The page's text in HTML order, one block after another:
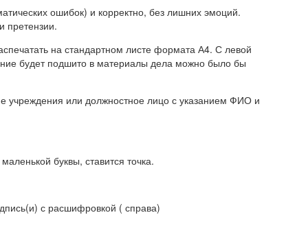
ошибок) и корректно, без лишних эмоций.
претензии.
на стандартном листе формата А4. С левой
будет подшито в материалы дела можно было бы
учреждения или должностное лицо с указанием ФИО и
буквы, ставится точка.
с расшифровкой ( справа)